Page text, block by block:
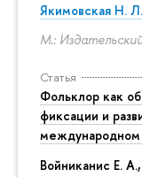
Якимовская Н. Л.
М.:
Статья
Фольклор как
фиксации и
международном
Войниканис Е. А.,